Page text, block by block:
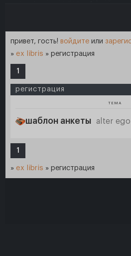
привет, гость! войдите или
» ex libris » регистрация
1
регистрация
ТЕМА
шаблон анкеты alter ego
1
» ex libris » регистрация